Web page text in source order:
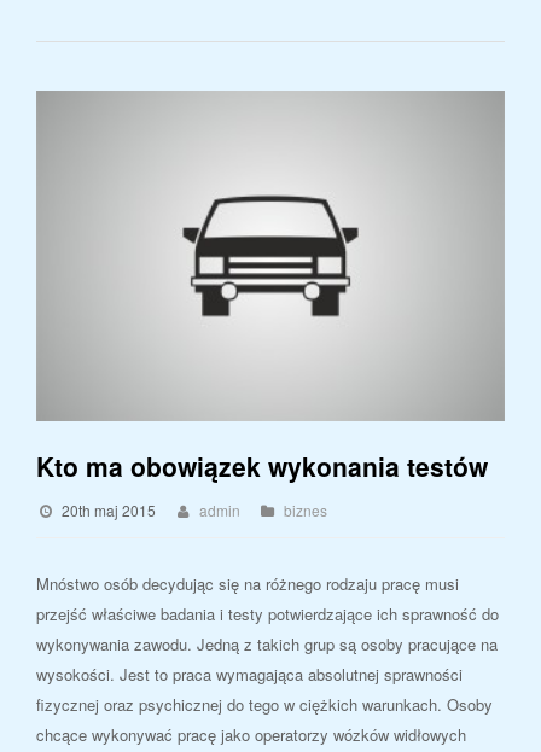
Kto ma obowiązek wykonania testów
20th maj 2015 admin biznes
Mnóstwo osób decydując się na różnego rodzaju pracę musi
przejść właściwe badania i testy potwierdzające ich sprawność do
wykonywania zawodu. Jedną z takich grup są osoby pracujące na
wysokości. Jest to praca wymagająca absolutnej sprawności
fizycznej oraz psychicznej do tego w ciężkich warunkach. Osoby
chcące wykonywać pracę jako operatorzy wózków widłowych